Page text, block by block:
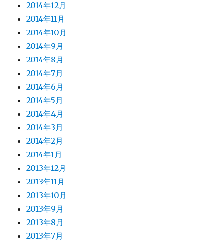
2014年12月
2014年11月
2014年10月
2014年9月
2014年8月
2014年7月
2014年6月
2014年5月
2014年4月
2014年3月
2014年2月
2014年1月
2013年12月
2013年11月
2013年10月
2013年9月
2013年8月
2013年7月